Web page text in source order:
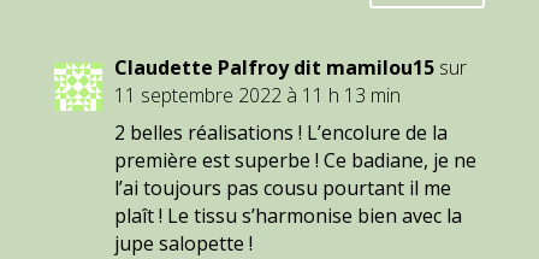
Claudette Palfroy dit mamilou15 sur
11 septembre 2022 à 11 h 13 min
2 belles réalisations ! L’encolure de la
première est superbe ! Ce badiane, je ne
l’ai toujours pas cousu pourtant il me
plaît ! Le tissu s’harmonise bien avec la
jupe salopette !